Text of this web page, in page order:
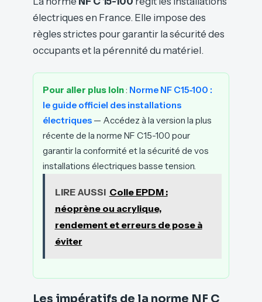
électriques en France. Elle impose des
règles strictes pour garantir la sécurité des
occupants et la pérennité du matériel.
Pour aller plus loin: Norme NF C15-100 :
le guide officiel des installations
électriques — Accédez à la version la plus
récente de la norme NF C15-100 pour
garantir la conformité et la sécurité de vos
installations électriques basse tension.
LIRE AUSSI Colle EPDM :
néoprène ou acrylique,
rendement et erreurs de pose à
éviter
Les impératifs de la norme NF C